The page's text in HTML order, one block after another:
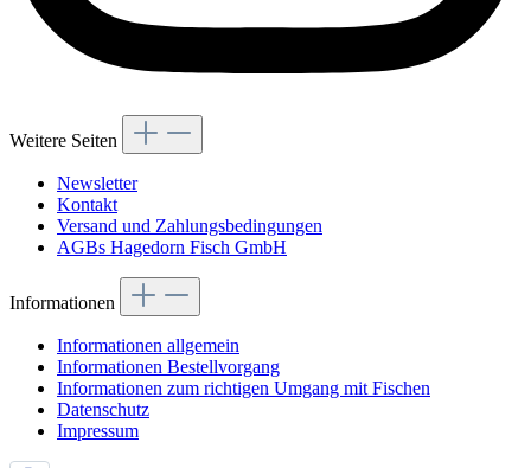
Weitere Seiten
Newsletter
Kontakt
Versand und Zahlungsbedingungen
AGBs Hagedorn Fisch GmbH
Informationen
Informationen allgemein
Informationen Bestellvorgang
Informationen zum richtigen Umgang mit Fischen
Datenschutz
Impressum